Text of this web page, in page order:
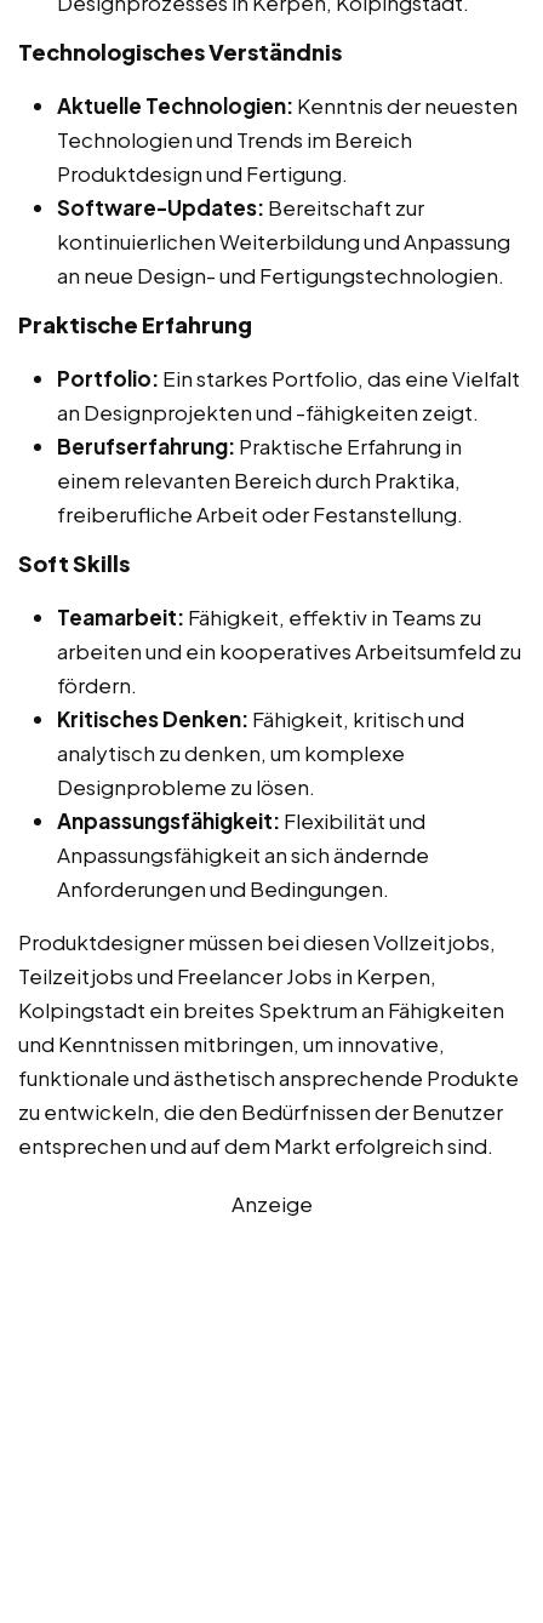
Technologisches Verständnis
Aktuelle Technologien: Kenntnis der neuesten
Technologien und Trends im Bereich
Produktdesign und Fertigung.
Software-Updates: Bereitschaft zur
kontinuierlichen Weiterbildung und Anpassung
an neue Design- und Fertigungstechnologien.
Praktische Erfahrung
Portfolio: Ein starkes Portfolio, das eine Vielfalt
an Designprojekten und -fähigkeiten zeigt.
Berufserfahrung: Praktische Erfahrung in
einem relevanten Bereich durch Praktika,
freiberufliche Arbeit oder Festanstellung.
Soft Skills
Teamarbeit: Fähigkeit, effektiv in Teams zu
arbeiten und ein kooperatives Arbeitsumfeld zu
fördern.
Kritisches Denken: Fähigkeit, kritisch und
analytisch zu denken, um komplexe
Designprobleme zu lösen.
Anpassungsfähigkeit: Flexibilität und
Anpassungsfähigkeit an sich ändernde
Anforderungen und Bedingungen.
Produktdesigner müssen bei diesen Vollzeitjobs,
Teilzeitjobs und Freelancer Jobs in Kerpen,
Kolpingstadt ein breites Spektrum an Fähigkeiten
und Kenntnissen mitbringen, um innovative,
funktionale und ästhetisch ansprechende Produkte
zu entwickeln, die den Bedürfnissen der Benutzer
entsprechen und auf dem Markt erfolgreich sind.
Anzeige